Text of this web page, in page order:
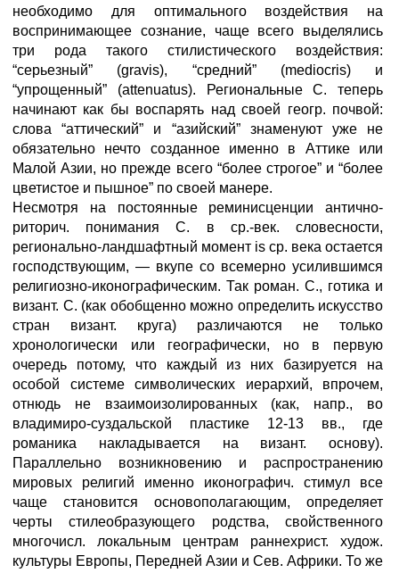
необходимо для оптимального воздействия на
воспринимающее сознание, чаще всего выделялись
три рода такого стилистического воздействия:
“серьезный” (gravis), “средний” (mediocris) и
“упрощенный” (attenuatus). Региональные С. теперь
начинают как бы воспарять над своей геогр. почвой:
слова “аттический” и “азийский” знаменуют уже не
обязательно нечто созданное именно в Аттике или
Малой Азии, но прежде всего “более строгое” и “более
цветистое и пышное” по своей манере.
Несмотря на постоянные реминисценции антично-
риторич. понимания С. в ср.-век. словесности,
регионально-ландшафтный момент is ср. века остается
господствующим, — вкупе со всемерно усилившимся
религиозно-иконографическим. Так роман. С., готика и
визант. С. (как обобщенно можно определить искусство
стран визант. круга) различаются не только
хронологически или географически, но в первую
очередь потому, что каждый из них базируется на
особой системе символических иерархий, впрочем,
отнюдь не взаимоизолированных (как, напр., во
владимиро-суздальской пластике 12-13 вв., где
романика накладывается на визант. основу).
Параллельно возникновению и распространению
мировых религий именно иконографич. стимул все
чаще становится основополагающим, определяет
черты стилеобразующего родства, свойственного
многочисл. локальным центрам раннехрист. худож.
культуры Европы, Передней Азии и Сев. Африки. То же